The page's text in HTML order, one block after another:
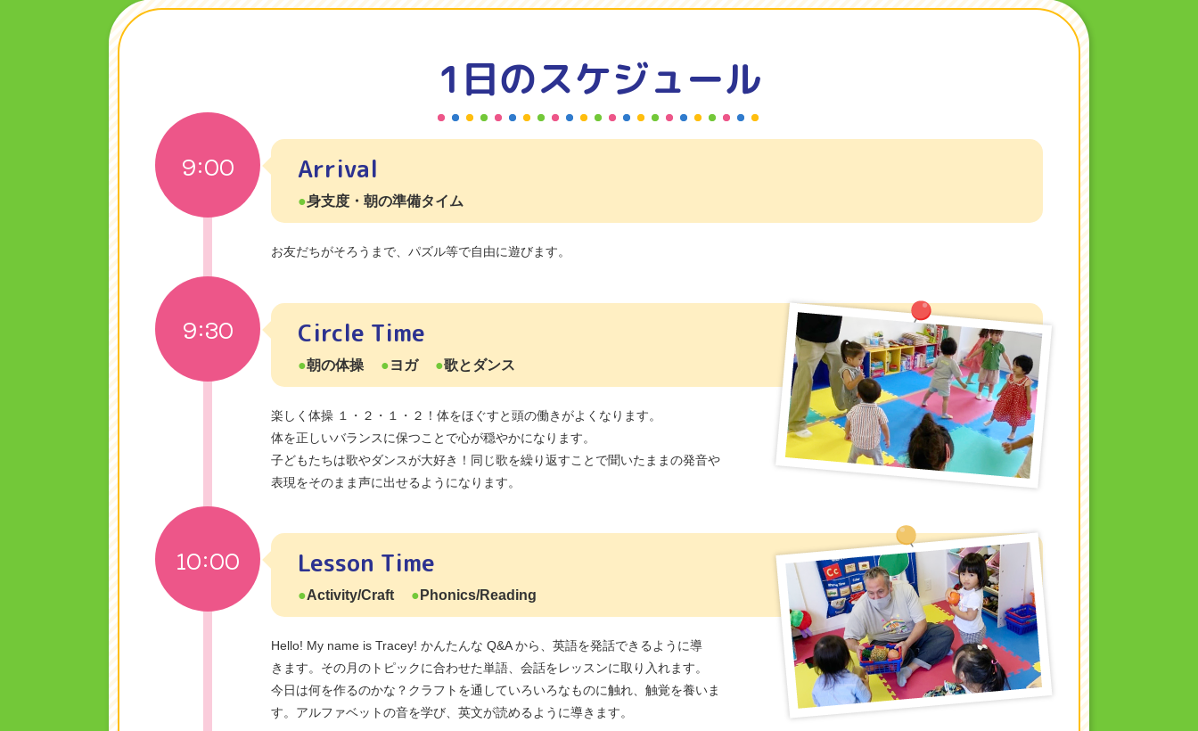
1日のスケジュール
9:00 Arrival
身支度・朝の準備タイム
お友だちがそろうまで、パズル等で自由に遊びます。
9:30 Circle Time
朝の体操 ヨガ 歌とダンス
楽しく体操 １・２・１・２！体をほぐすと頭の働きがよくなります。
体を正しいバランスに保つことで心が穏やかになります。
子どもたちは歌やダンスが大好き！同じ歌を繰り返すことで聞いたままの発音や
表現をそのまま声に出せるようになります。
10:00 Lesson Time
Activity/Craft Phonics/Reading
Hello! My name is Tracey! かんたんな Q&A から、英語を発話できるように導
きます。その月のトピックに合わせた単語、会話をレッスンに取り入れます。
今日は何を作るのかな？クラフトを通していろいろなものに触れ、触覚を養いま
す。アルファベットの音を学び、英文が読めるように導きます。